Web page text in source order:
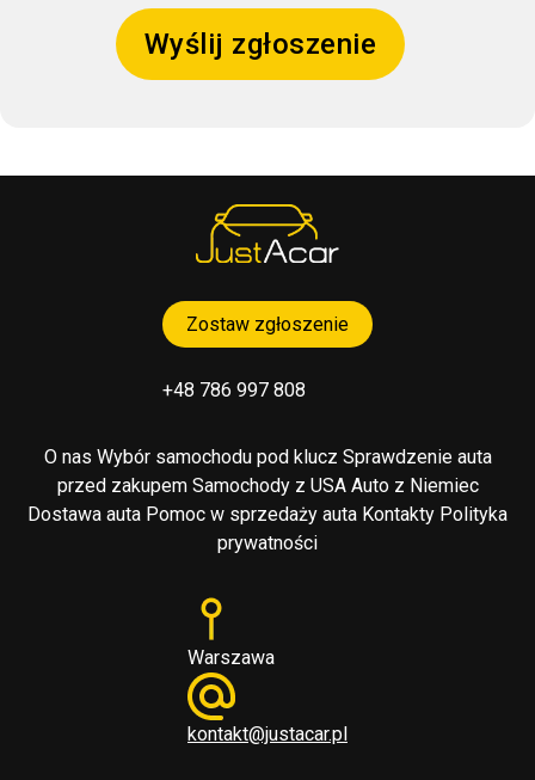
Wyślij zgłoszenie
Zostaw zgłoszenie
+48 786 997 808
O nas Wybór samochodu pod klucz Sprawdzenie auta
przed zakupem Samochody z USA Auto z Niemiec
Dostawa auta Pomoc w sprzedaży auta Kontakty Polityka
prywatności
Warszawa
kontakt@justacar.pl